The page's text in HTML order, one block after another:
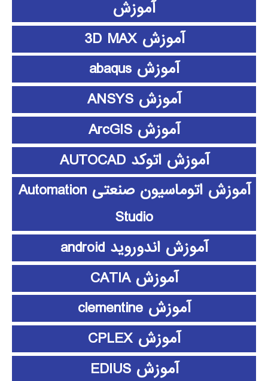
آموزش
آموزش 3D MAX
آموزش abaqus
آموزش ANSYS
آموزش ArcGIS
آموزش اتوکد AUTOCAD
آموزش اتوماسیون صنعتی Automation
Studio
آموزش اندوروید android
آموزش CATIA
آموزش clementine
آموزش CPLEX
آموزش EDIUS